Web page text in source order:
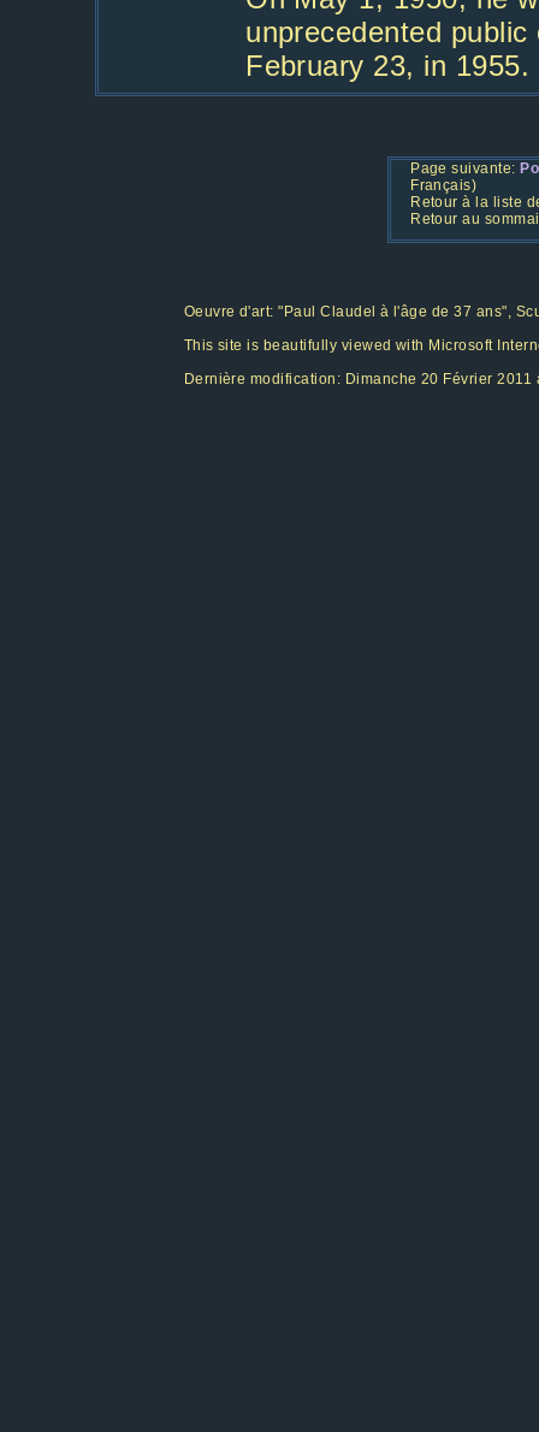
unprecedented
February 23, in 1955.
Page suivante:
Français)
Retour à la liste
Retour au
Oeuvre d'art: "Paul Claudel à l'âge de 37 ans",
This site is beautifully viewed with Microsoft
Dernière modification: Dimanche 20 Février 2011